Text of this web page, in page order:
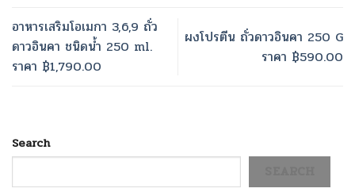
อาหารเสริมโอเมกา 3,6,9 ถั่ว
ดาวอินคา ชนิดน้ำ 250 ml.
ราคา ฿1,790.00
ผงโปรตีน ถั่วดาวอินคา 250 G
ราคา ฿590.00
Search